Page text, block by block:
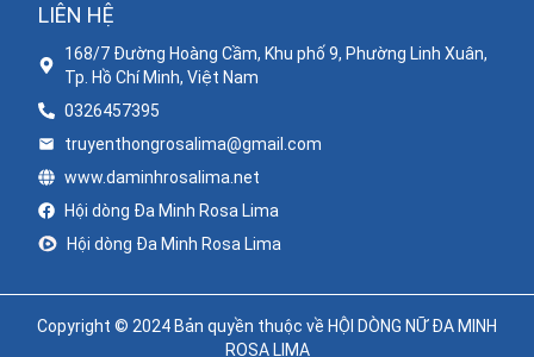
LIÊN HỆ
168/7 Đường Hoàng Cầm, Khu phố 9, Phường Linh Xuân,
Tp. Hồ Chí Minh, Việt Nam
0326457395
truyenthongrosalima@gmail.com
www.daminhrosalima.net
Hội dòng Đa Minh Rosa Lima
Hội dòng Đa Minh Rosa Lima
Copyright © 2024 Bản quyền thuộc về HỘI DÒNG NỮ ĐA MINH
ROSA LIMA